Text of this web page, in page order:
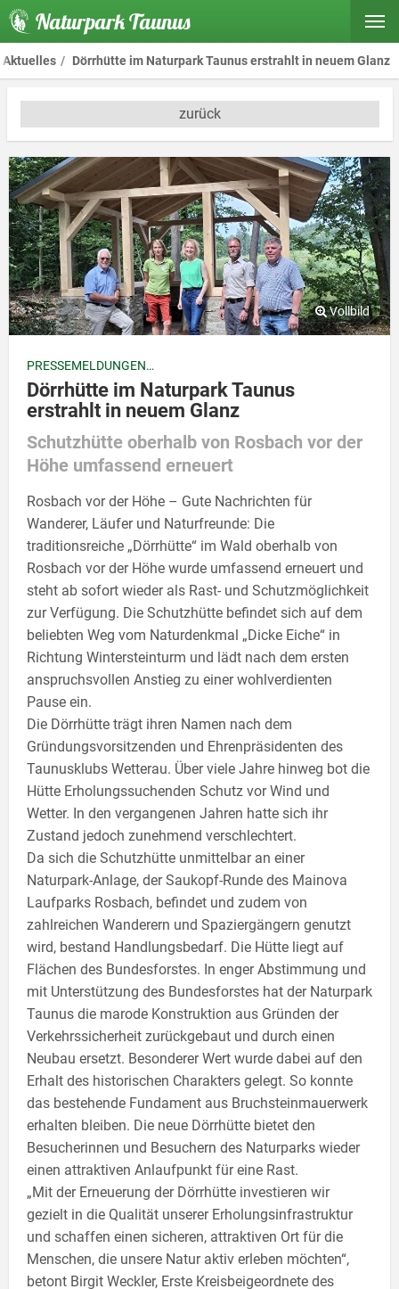
Naturpark Taunus
Aktuelles Dörrhütte im Naturpark Taunus erstrahlt in neuem Glanz
zurück
PRESSEMELDUNGEN
Dörrhütte im Naturpark Taunus
erstrahlt in neuem Glanz
Schutzhütte oberhalb von Rosbach vor der
Höhe umfassend erneuert
Rosbach vor der Höhe – Gute Nachrichten für
Wanderer, Läufer und Naturfreunde: Die
traditionsreiche „Dörrhütte“ im Wald oberhalb von
Rosbach vor der Höhe wurde umfassend erneuert und
steht ab sofort wieder als Rast- und Schutzmöglichkeit
zur Verfügung. Die Schutzhütte befindet sich auf dem
beliebten Weg vom Naturdenkmal „Dicke Eiche“ in
Richtung Wintersteinturm und lädt nach dem ersten
anspruchsvollen Anstieg zu einer wohlverdienten
Pause ein.
Die Dörrhütte trägt ihren Namen nach dem
Gründungsvorsitzenden und Ehrenpräsidenten des
Taunusklubs Wetterau. Über viele Jahre hinweg bot die
Hütte Erholungssuchenden Schutz vor Wind und
Wetter. In den vergangenen Jahren hatte sich ihr
Zustand jedoch zunehmend verschlechtert.
Da sich die Schutzhütte unmittelbar an einer
Naturpark-Anlage, der Saukopf-Runde des Mainova
Laufparks Rosbach, befindet und zudem von
zahlreichen Wanderern und Spaziergängern genutzt
wird, bestand Handlungsbedarf. Die Hütte liegt auf
Flächen des Bundesforstes. In enger Abstimmung und
mit Unterstützung des Bundesforstes hat der Naturpark
Taunus die marode Konstruktion aus Gründen der
Verkehrssicherheit zurückgebaut und durch einen
Neubau ersetzt. Besonderer Wert wurde dabei auf den
Erhalt des historischen Charakters gelegt. So konnte
das bestehende Fundament aus Bruchsteinmauerwerk
erhalten bleiben. Die neue Dörrhütte bietet den
Besucherinnen und Besuchern des Naturparks wieder
einen attraktiven Anlaufpunkt für eine Rast.
„Mit der Erneuerung der Dörrhütte investieren wir
gezielt in die Qualität unserer Erholungsinfrastruktur
und schaffen einen sicheren, attraktiven Ort für die
Menschen, die unsere Natur aktiv erleben möchten“,
betont Birgit Weckler, Erste Kreisbeigeordnete des